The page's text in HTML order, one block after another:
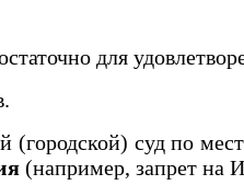
для
(городской) суд по
(например, запрет на